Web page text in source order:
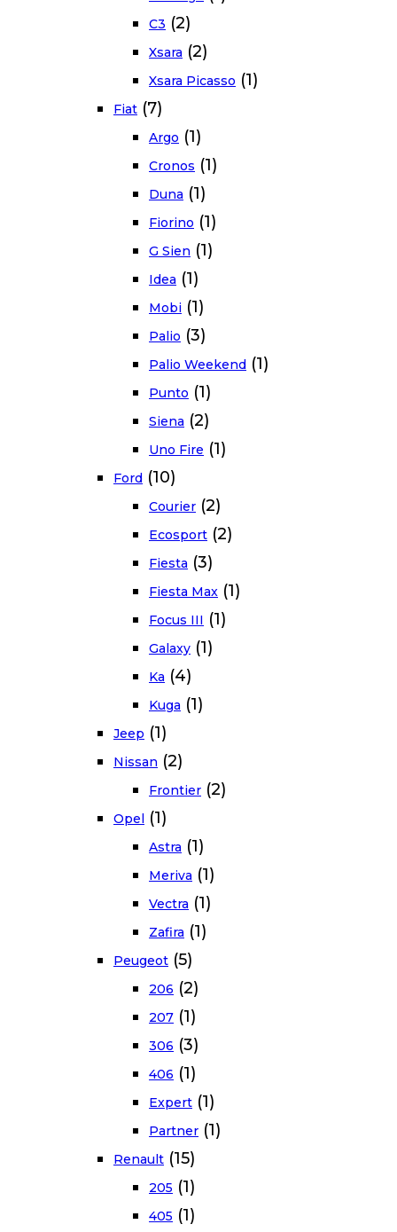
C3 (2)
Xsara (2)
Xsara Picasso (1)
Fiat (7)
Argo (1)
Cronos (1)
Duna (1)
Fiorino (1)
G Sien (1)
Idea (1)
Mobi (1)
Palio (3)
Palio Weekend (1)
Punto (1)
Siena (2)
Uno Fire (1)
Ford (10)
Courier (2)
Ecosport (2)
Fiesta (3)
Fiesta Max (1)
Focus III (1)
Galaxy (1)
Ka (4)
Kuga (1)
Jeep (1)
Nissan (2)
Frontier (2)
Opel (1)
Astra (1)
Meriva (1)
Vectra (1)
Zafira (1)
Peugeot (5)
206 (2)
207 (1)
306 (3)
406 (1)
Expert (1)
Partner (1)
Renault (15)
205 (1)
405 (1)